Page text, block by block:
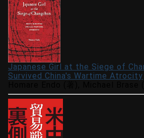
Japanese Girl at the Siege of
Survived China's Wartime Atrocity